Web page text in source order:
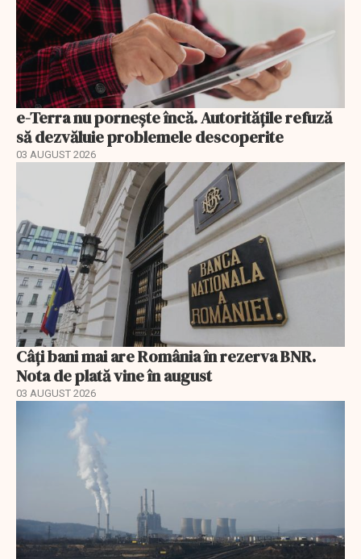
e-Terra nu pornește încă. Autoritățile refuză
să dezvăluie problemele descoperite
03 AUGUST 2026
Câți bani mai are România în rezerva BNR.
Nota de plată vine în august
03 AUGUST 2026